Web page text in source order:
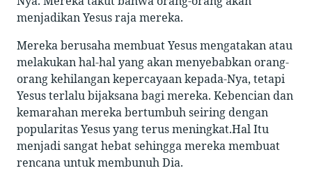
menjadikan Yesus raja mereka.
Mereka berusaha membuat Yesus mengatakan atau
melakukan hal-hal yang akan menyebabkan orang-
orang kehilangan kepercayaan kepada-Nya, tetapi
Yesus terlalu bijaksana bagi mereka. Kebencian dan
kemarahan mereka bertumbuh seiring dengan
popularitas Yesus yang terus meningkat.Hal Itu
menjadi sangat hebat sehingga mereka membuat
rencana untuk membunuh Dia.